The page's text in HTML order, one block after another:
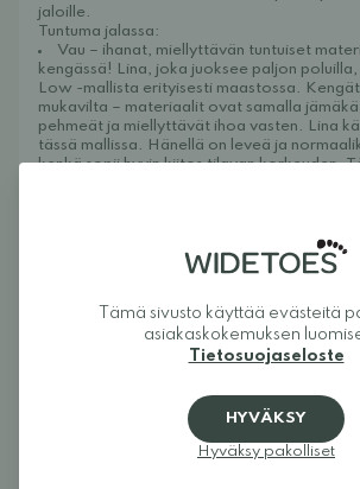
jaloille.
Tuntuma jalassa:
Vau – ihanat, miellyttävän tuntuiset
kengässä! Lina, joka juoksee paljon
Low -mallista erityisesti maastossa.
mukavilta – materiaalit ovat samalla
pehmeät ja miellyttävät ihoa vasten. Lina
tässä mallissa. Hänellä on leveä ja
kenkä sopii hyvin kiitos tilavan korkeuden.
nilkan kohdalta – hän ei saa sitä tarpeeksi
kantapään ympäriltä. Kun hän pujottaa
lenkkiin, istuvuus paranee huomattavasti.
41. Fannylla, jolla on leveä ja korkea jalka,
hieman puristavalta. Hän käyttää
tästä mallista hänelle sopii koko 39.
maastojuoksuun, metsäkävelyihin ja muihin
joissa tarvitset hyvän pidon maastossa.
Low -kengässä on sen ulkopohja, joka on
Michelin-kumista ja tarjoaa erinomaisen
Tämä sivusto käyttää evästeitä
asiakaskokemuksen
Tietosuojaseloste
HYVÄKSY
Hyväksy pakolliset